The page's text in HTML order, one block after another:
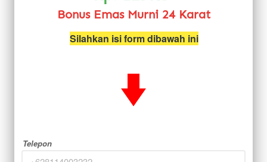
Bonus Emas Murni 24 Karat
Silahkan isi form dibawah ini
Telepon